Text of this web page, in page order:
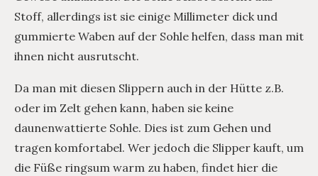
Stoff, allerdings ist sie einige Millimeter dick und
gummierte Waben auf der Sohle helfen, dass man mit
ihnen nicht ausrutscht.
Da man mit diesen Slippern auch in der Hütte z.B.
oder im Zelt gehen kann, haben sie keine
daunenwattierte Sohle. Dies ist zum Gehen und
tragen komfortabel. Wer jedoch die Slipper kauft, um
die Füße ringsum warm zu haben, findet hier die